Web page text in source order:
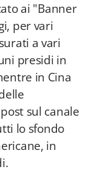
ai "Banner
per vari
a vari
presidi in
in Cina
sul canale
lo sfondo
in